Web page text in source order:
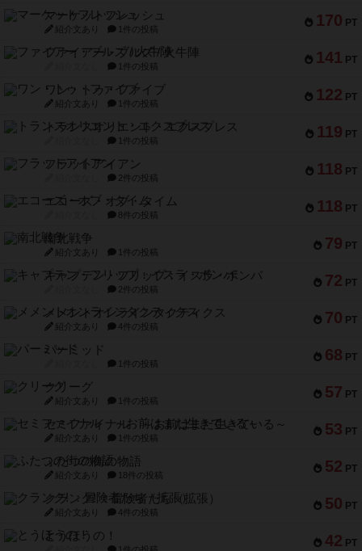
170 PT
マーケットフレッシュ
紹介文あり 1件の投稿
141 PT
ファイアー・ブルズ / 火牛陣
1件の投稿
122 PT
ワン・トゥ・ファイブ
紹介文あり 1件の投稿
119 PT
トランスオリエント・エクスプレス
1件の投稿
118 PT
フラットアイアン
2件の投稿
118 PT
エコーズ・オブ・タイム
8件の投稿
79 PT
南北戦争
紹介文あり 1件の投稿
72 PT
キャプテン・フリップ：イスラ・ボンバ
2件の投稿
70 PT
メメントオンラインタクティクス
紹介文あり 4件の投稿
68 PT
パーミッド
1件の投稿
57 PT
クリーグ
紹介文あり 1件の投稿
53 PT
セミファイナル ～お前はまだ生きている～
紹介文あり 1件の投稿
52 PT
ふたつの街の物語
紹介文あり 18件の投稿
50 PT
クランク! ：冒険者たち（拡張）
紹介文あり 4件の投稿
42 PT
とうほうの！